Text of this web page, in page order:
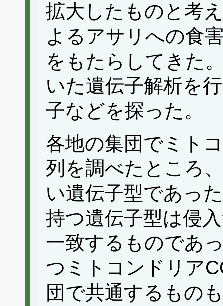
拡大したものと考
よるアサリへの食
をもたらしてきた
いた遺伝子解析を
子などを探った。
各地の集団でミト
列を調べたところ
い遺伝子型であっ
持つ遺伝子型は侵
一致するものであ
つミトコンドリア
団で共通するもの